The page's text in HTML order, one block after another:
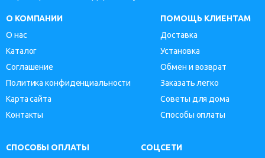
О КОМПАНИИ
О нас
Каталог
Соглашение
Политика конфиденциальности
Карта сайта
Контакты
ПОМОЩЬ КЛИЕНТАМ
Доставка
Установка
Обмен и возврат
Заказать легко
Советы для дома
Способы оплаты
СПОСОБЫ ОПЛАТЫ СОЦСЕТИ